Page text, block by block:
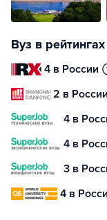
Вуз в рейтингах
4 в России
2 в России
4 в
4 в
3 в
4 в